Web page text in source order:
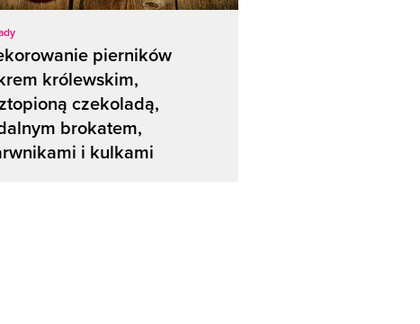
pierników
królewskim,
czekoladą,
brokatem,
i kulkami